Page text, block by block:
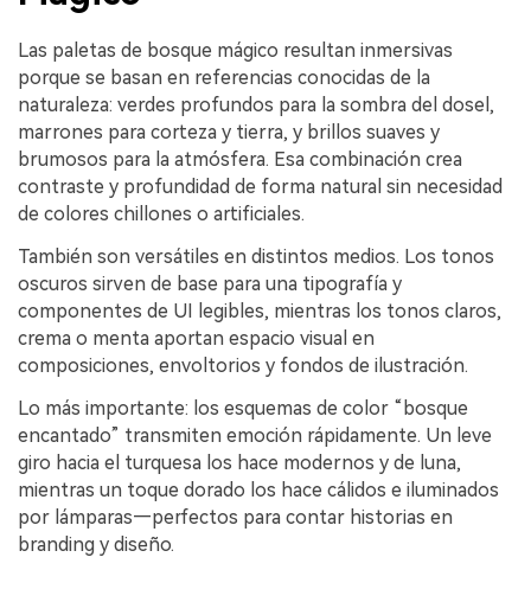
Las paletas de bosque mágico resultan inmersivas
porque se basan en referencias conocidas de la
naturaleza: verdes profundos para la sombra del dosel,
marrones para corteza y tierra, y brillos suaves y
brumosos para la atmósfera. Esa combinación crea
contraste y profundidad de forma natural sin necesidad
de colores chillones o artificiales.
También son versátiles en distintos medios. Los tonos
oscuros sirven de base para una tipografía y
componentes de UI legibles, mientras los tonos claros,
crema o menta aportan espacio visual en
composiciones, envoltorios y fondos de ilustración.
Lo más importante: los esquemas de color “bosque
encantado” transmiten emoción rápidamente. Un leve
giro hacia el turquesa los hace modernos y de luna,
mientras un toque dorado los hace cálidos e iluminados
por lámparas—perfectos para contar historias en
branding y diseño.